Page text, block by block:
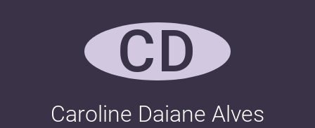
CD
Caroline Daiane Alves